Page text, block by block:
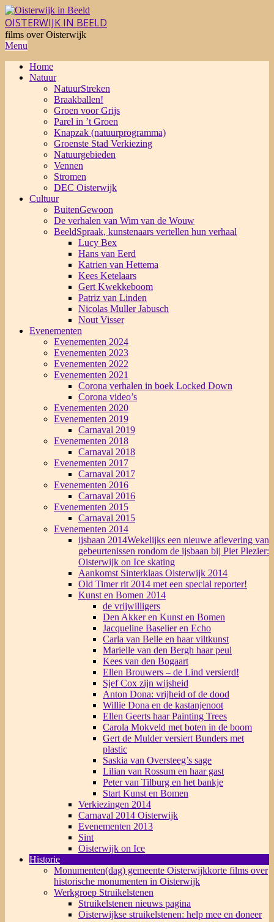
Skip
to
content
OISTERWIJK IN BEELD
films over Oisterwijk
Primary
Menu
Menu
Home
Natuur
NatuurStreken
Braakballen!
Groen voor Grijs
Parel in ’t Groen
Knapzak (natuurprogramma)
Groenste Stad Verkiezing
Natuurgebieden
Vennen
Stromen
DEC Oisterwijk
Cultuur
BuitenGewoon
De verhalen van Wim van de Wouw
BeeldSpraak, kunstenaars vertellen hun verhaal
Lucy Bex
Hans van Eerd
Katrien van Hettema
Kees Ketelaars
Gert Kwekkeboom
Patriz van Linden
Nicolas Muller Jabusch
Nout Visser
Evenementen
Evenementen 2024
Evenementen 2023
Evenementen 2022
Evenementen 2021
Corona verhalen in boek Locked Down
Corona video’s
Evenementen 2020
Evenementen 2019
Carnaval 2019
Evenementen 2018
Carnaval 2018
Evenementen 2017
Carnaval 2017
Evenementen 2016
Carnaval 2016
Evenementen 2015
Carnaval 2015
Evenementen 2014
ijsbaan 2014Wekelijks een nieuwe aflevering van
gebeurtenissen rondom de ijsbaan bij Piet Plezier:
Oisterwijk on Ice skating
Aankomst Sinterklaas Oisterwijk 2014
Old Timer rit 2014 met een special reporter!
Kunst en Bomen 2014
de vrijwilligers
Den Akker en Kunst en Bomen
Jacqueline Baselier en Echo
Carla van Belle en haar viltkunst
Marielle van den Bergh haar peul
Kees van den Bogaart
Ellen Brouwers – de Lind versierd!
Sjef Cox zijn wijsheid
Anton Dona: vrijheid of de dood
Willie Dona en de kastanjenoot
Ellen Geerts haar Painting Trees
Carola Mokveld met boten in de boom
Gert de Mulder versiert Bunders met
plastic
Saskia van Oversteeg’s sage
Lilian van Rossum en haar gast
Peter van Tilburg en het bankje
Start Kunst en Bomen
Verkiezingen 2014
Carnaval 2014 Oisterwijk
Evenementen 2013
Sint
Oisterwijk on Ice
Historie
Monumenten(dag) gemeente Oisterwijkkorte films over
historische monumenten in Oisterwijk
Werkgroep Struikelstenen
Struikelstenen nieuws pagina
Oisterwijkse struikelstenen: help mee en doneer